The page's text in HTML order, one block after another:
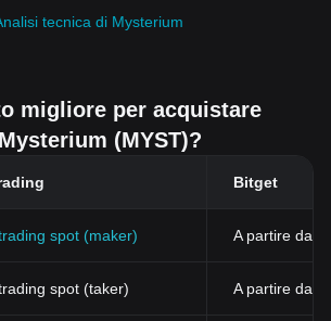
tecnica di Mysterium
migliore per acquistare
(MYST)?
Bitget
spot (maker) A partire dallo
spot (taker) A partire